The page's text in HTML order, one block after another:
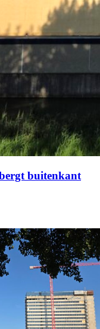
buitenkant